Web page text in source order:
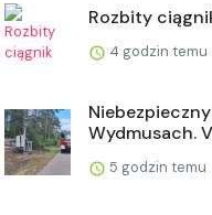
Rozbity
4 godzin temu
Wydmusach.
5 godzin temu